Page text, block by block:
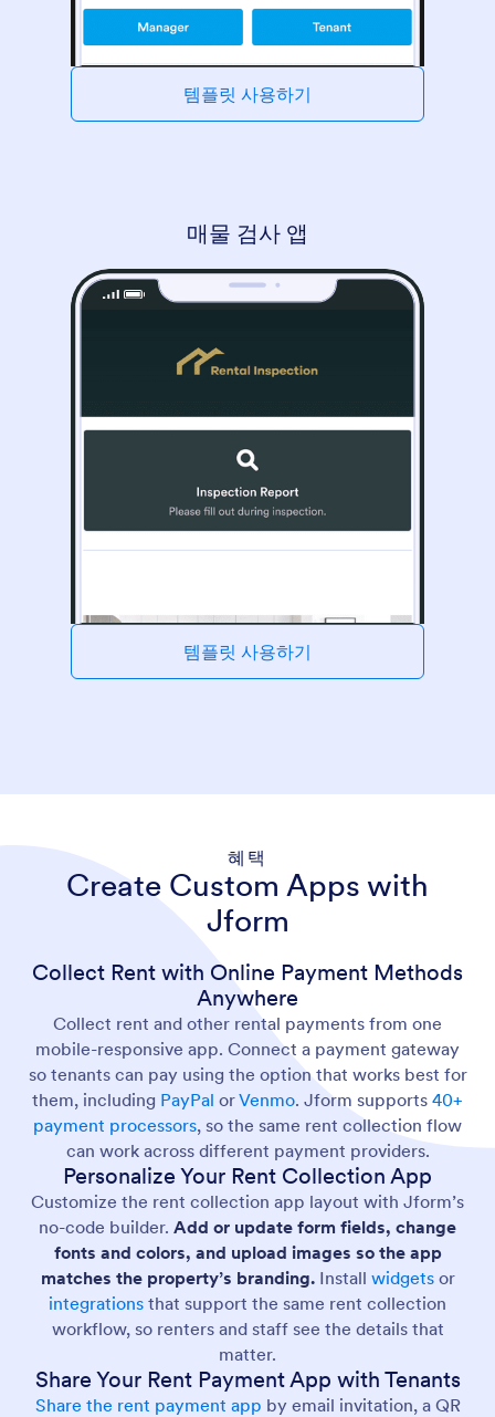
템플릿 사용하기
매물 검사 앱
템플릿 사용하기
혜택
Create Custom Apps with
Jform
Collect Rent with Online Payment Methods
Anywhere
Collect rent and other rental payments from one
mobile-responsive app. Connect a payment gateway
so tenants can pay using the option that works best for
them, including PayPal orVenmo. Jform supports 40+
payment processors, so the same rent collection flow
can work across different payment providers.
Personalize Your Rent Collection App
Customize the rent collection app layout with Jform’s
no-code builder. Add or update form fields, change
fonts and colors, and upload images so the app
matches the property’s branding.Install widgetsor
integrations that support the same rent collection
workflow, so renters and staff see the details that
matter.
Share Your Rent Payment App with Tenants
Share the rent payment app by email invitation, a QR